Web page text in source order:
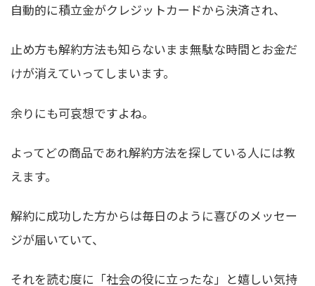
自動的に積立金がクレジットカードから決済され、
止め方も解約方法も知らないまま無駄な時間とお金だ
けが消えていってしまいます。
余りにも可哀想ですよね。
よってどの商品であれ解約方法を探している人には教
えます。
解約に成功した方からは毎日のように喜びのメッセー
ジが届いていて、
それを読む度に「社会の役に立ったな」と嬉しい気持